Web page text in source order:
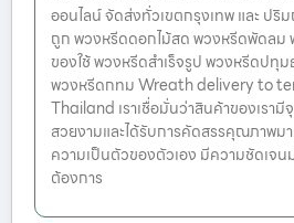
ออนไลน์ จัดส่งทั่วเขตกรุงเทพ และ ปริ
ถูก พวงหรีดดอกไม้สด พวงหรีดพัดลม
ของใช้ พวงหรีดสำเร็จรูป พวงหรีดปทุ
พวงหรีดกทม Wreath delivery to
Thailand เราเชื่อมั่นว่าสินค้าของเรา
สวยงามและได้รับการคัดสรรคุณภาพ
ความเป็นตัวของตัวเอง มีความชัดเจ
ต้องการ